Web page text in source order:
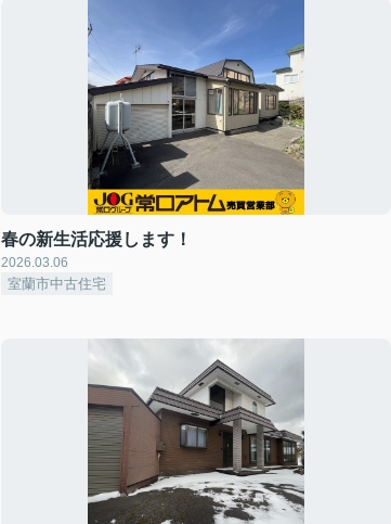
春の新生活応援します！
2026.03.06
室蘭市中古住宅